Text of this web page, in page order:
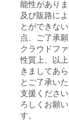
能性があり
及び販路に
とができな
点、ご了承願
クラウドフ
性質上、以
きましてあ
とご了承い
支援くださ
ろしくお願
す。